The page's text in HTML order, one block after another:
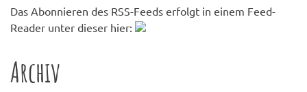
Das Abonnieren des RSS-Feeds erfolgt in einem Feed-
Reader unter dieser hier:
Archiv